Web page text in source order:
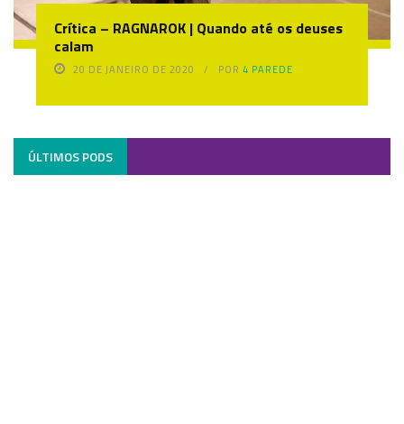
Crítica – RAGNAROK | Quando até os deuses
calam
20 DE JANEIRO DE 2020 POR4 PAREDE
ÚLTIMOS PODS